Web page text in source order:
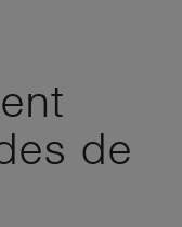
de